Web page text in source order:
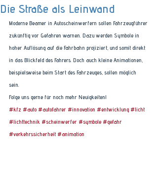
Die Straße als Leinwand
Moderne Beamer in Autoscheinwerfern sollen Fahrzeugführer
zukünftig vor Gefahren warnen. Dazu werden Symbole in
hoher Auflösung auf die Fahrbahn projiziert, und somit direkt
in das Blickfeld des Fahrers. Doch auch kleine Animationen,
beispielsweise beim Start des Fahrzeuges, sollen möglich
sein.
Folge uns gerne für noch mehr Neuigkeiten!
#kfz #auto #autofahrer #innovation #entwicklung #licht
#lichttechnik #scheinwerfer #symbole #gefahr
#verkehrssicherheit #animation